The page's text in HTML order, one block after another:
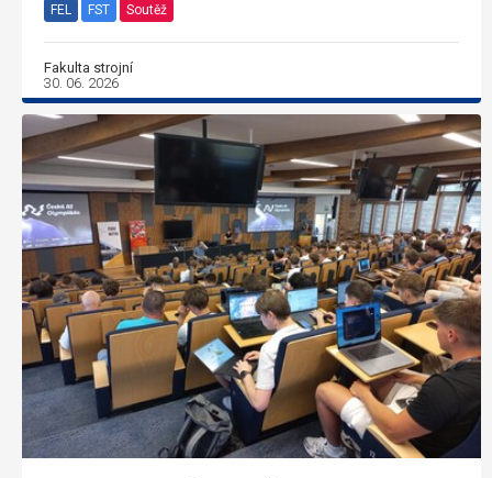
FEL FST Soutěž
Fakulta strojní
30. 06. 2026